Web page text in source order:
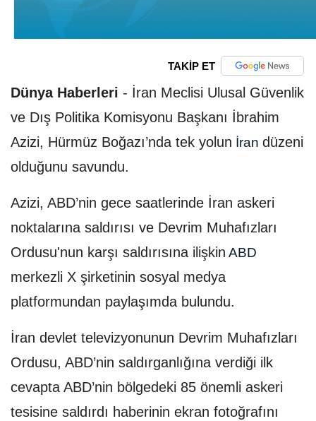
TAKİP ET
Dünya Haberleri - İran Meclisi Ulusal Güvenlik
ve Dış Politika Komisyonu Başkanı İbrahim
Azizi, Hürmüz Boğazı’nda tek yolun İran düzeni
olduğunu savundu.
Azizi, ABD’nin gece saatlerinde İran askeri
noktalarına saldırısı ve Devrim Muhafızları
Ordusu'nun karşı saldırısına ilişkin ABD
merkezli X şirketinin sosyal medya
platformundan paylaşımda bulundu.
İran devlet televizyonunun Devrim Muhafızları
Ordusu, ABD’nin saldırganlığına verdiği ilk
cevapta ABD’nin bölgedeki 85 önemli askeri
tesisine saldırdı haberinin ekran fotoğrafını